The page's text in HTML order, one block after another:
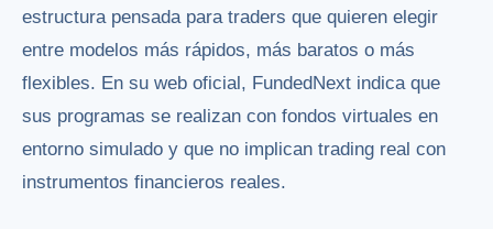
estructura pensada para traders que quieren elegir
entre modelos más rápidos, más baratos o más
flexibles. En su web oficial, FundedNext indica que
sus programas se realizan con fondos virtuales en
entorno simulado y que no implican trading real con
instrumentos financieros reales.